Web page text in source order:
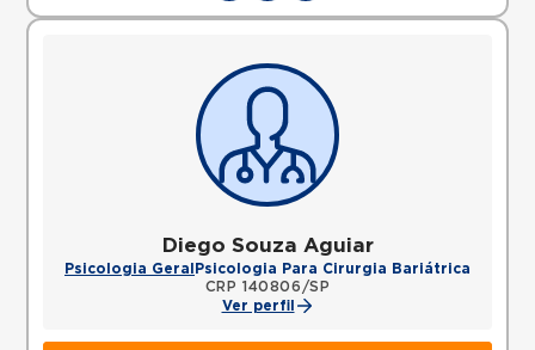
Diego Souza Aguiar
Psicologia Geral Psicologia Para Cirurgia Bariátrica
CRP 140806/SP
Ver perfil